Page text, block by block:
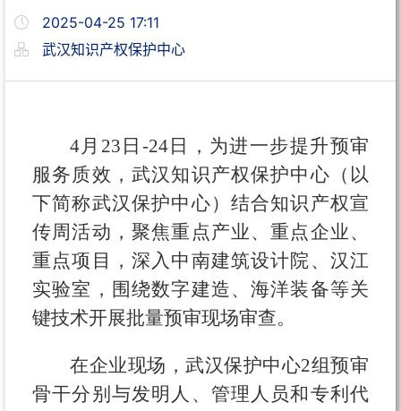
2025-04-25 17:11
武汉知识产权保护中心
4月23日-24日，为进一步提升预审
服务质效，武汉知识产权保护中心（以
下简称武汉保护中心）结合知识产权宣
传周活动，聚焦重点产业、重点企业、
重点项目，深入中南建筑设计院、汉江
实验室，围绕数字建造、海洋装备等关
键技术开展批量预审现场审查。
在企业现场，武汉保护中心2组预审
骨干分别与发明人、管理人员和专利代